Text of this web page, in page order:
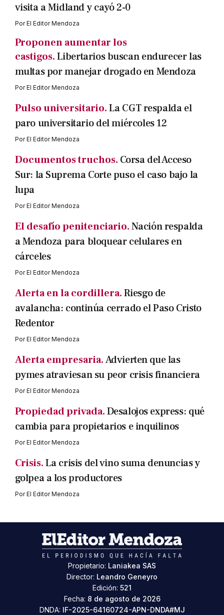
visita a Midland y cayó 2-0
PorEl Editor Mendoza
Proponen aumentar los
castigos.Libertarios buscan endurecer las
multas por manejar drogado en Mendoza
PorEl Editor Mendoza
Pulso universitario.La CGT respalda el
paro universitario del miércoles 12
PorEl Editor Mendoza
Documentos truchos. Corsa del Acceso
Sur: la Suprema Corte puso el caso bajo la
lupa
PorEl Editor Mendoza
El desafío penitenciario.Nación respalda
a Mendoza para bloquear celulares en
cárceles
PorEl Editor Mendoza
Alerta en la cordillera.Riesgo de
avalancha: continúa cerrado el Paso Cristo
Redentor
PorEl Editor Mendoza
Alerta empresaria.Advierten que las
pymes atraviesan su peor crisis financiera
PorEl Editor Mendoza
Propiedad privada.Desalojos express: qué
cambia para propietarios e inquilinos
PorEl Editor Mendoza
Crisis.La crisis del vino suma denuncias y
golpea a los productores
PorEl Editor Mendoza
Propietario: Laniakea SAS
Director: Leandro Geneyro
Edición: 521
Fecha: 8 de agosto de 2026
DNDA: IF-2025-64160724-APN-DNDA#MJ